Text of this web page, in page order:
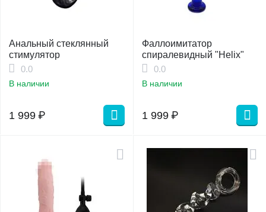
Анальный стеклянный
стимулятор
0.0
В наличии
1 999 ₽
Фаллоимитатор
спиралевидный "Helix"
0.0
В наличии
1 999 ₽